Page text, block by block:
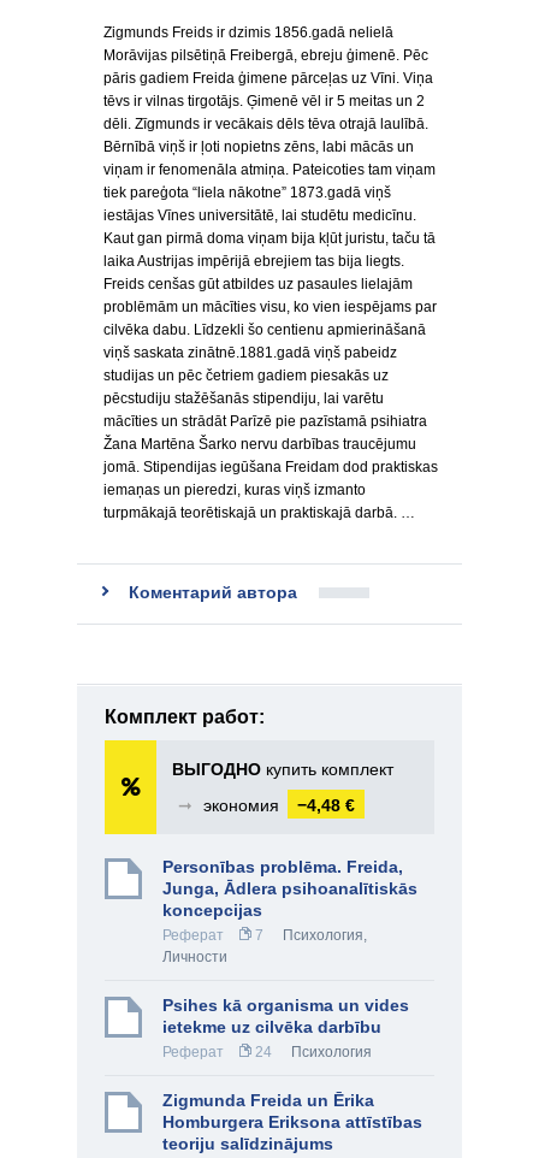
Zigmunds Freids ir dzimis 1856.gadā nelielā
Morāvijas pilsētiņā Freibergā, ebreju ģimenē. Pēc
pāris gadiem Freida ģimene pārceļas uz Vīni. Viņa
tēvs ir vilnas tirgotājs. Ģimenē vēl ir 5 meitas un 2
dēli. Zīgmunds ir vecākais dēls tēva otrajā laulībā.
Bērnībā viņš ir ļoti nopietns zēns, labi mācās un
viņam ir fenomenāla atmiņa. Pateicoties tam viņam
tiek pareģota “liela nākotne” 1873.gadā viņš
iestājas Vīnes universitātē, lai studētu medicīnu.
Kaut gan pirmā doma viņam bija kļūt juristu, taču tā
laika Austrijas impērijā ebrejiem tas bija liegts.
Freids cenšas gūt atbildes uz pasaules lielajām
problēmām un mācīties visu, ko vien iespējams par
cilvēka dabu. Līdzekli šo centienu apmierināšanā
viņš saskata zinātnē.1881.gadā viņš pabeidz
studijas un pēc četriem gadiem piesakās uz
pēcstudiju stažēšanās stipendiju, lai varētu
mācīties un strādāt Parīzē pie pazīstamā psihiatra
Žana Martēna Šarko nervu darbības traucējumu
jomā. Stipendijas iegūšana Freidam dod praktiskas
iemaņas un pieredzi, kuras viņš izmanto
turpmākajā teorētiskajā un praktiskajā darbā. …
Коментарий автора
Комплект работ:
ВЫГОДНО купить комплект
➞
экономия −4,48 €
Personības problēma. Freida,
Junga, Ādlera psihoanalītiskās
koncepcijas
Реферат 7 Психология,
Личности
Psihes kā organisma un vides
ietekme uz cilvēka darbību
Реферат 24 Психология
Zigmunda Freida un Ērika
Homburgera Eriksona attīstības
teoriju salīdzinājums